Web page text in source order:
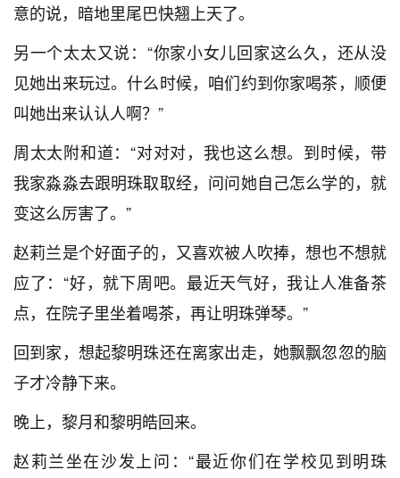
意的说，暗地里尾巴快翘上天了。
另一个太太又说：“你家小女儿回家这么久，还从没
见她出来玩过。什么时候，咱们约到你家喝茶，顺便
叫她出来认认人啊？”
周太太附和道：“对对对，我也这么想。到时候，带
我家淼淼去跟明珠取取经，问问她自己怎么学的，就
变这么厉害了。”
赵莉兰是个好面子的，又喜欢被人吹捧，想也不想就
应了：“好，就下周吧。最近天气好，我让人准备茶
点，在院子里坐着喝茶，再让明珠弹琴。”
回到家，想起黎明珠还在离家出走，她飘飘忽忽的脑
子才冷静下来。
晚上，黎月和黎明皓回来。
赵莉兰坐在沙发上问：“最近你们在学校见到明珠